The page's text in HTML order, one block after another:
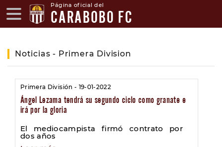
Página oficial del
CARABOBO FC
Noticias - Primera Division
Primera División - 19-01-2022
Ángel Lezama tendrá su segundo ciclo como granate e
irá por la gloria
El mediocampista firmó contrato por
dos años